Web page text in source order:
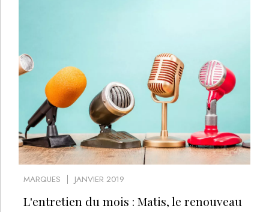
MARQUES JANVIER 2019
L'entretien du mois : Matis, le renouveau